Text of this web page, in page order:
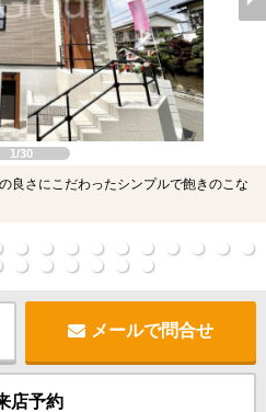
1/30
良さにこだわったシンプルで飽きのこな
メールで問合せ
店予約